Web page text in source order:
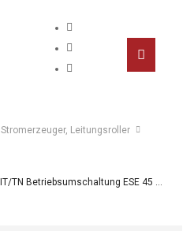
Stromerzeuger, Leitungsroller
Endress Groß-Stromerzeuger mit IT/TN Betriebsumschaltung ESE 45 YW/IT-TN